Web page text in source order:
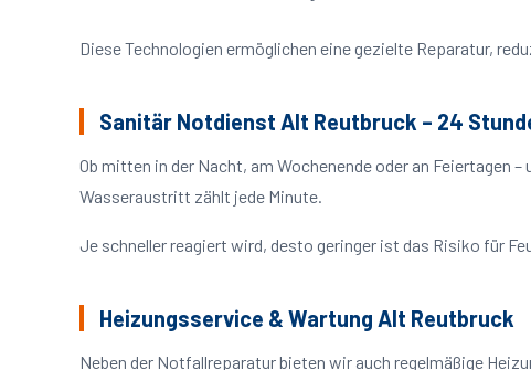
Diese Technologien ermöglichen eine gezielte Reparatur,
Sanitär Notdienst Alt Reutbruck – 24
Ob mitten in der Nacht, am Wochenende oder an Feiertagen –
Wasseraustritt zählt jede Minute.
Je schneller reagiert wird, desto geringer ist das Risiko für
Heizungsservice & Wartung Alt Reutbruck
Neben der Notfallreparatur bieten wir auch regelmäßige